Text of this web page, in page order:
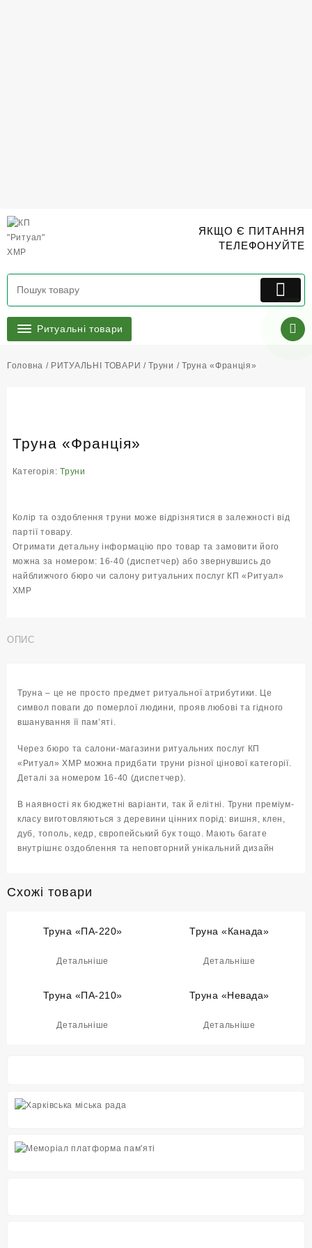
ЯКЩО Є ПИТАННЯ
ТЕЛЕФОНУЙТЕ
Ритуальні товари
Головна / РИТУАЛЬНІ ТОВАРИ /Труни / Труна «Франція»
Труна «Франція»
Категорія:Труни
Колір та оздоблення труни може відрізнятися в залежності від
партії товару.
Отримати детальну інформацію про товар та замовити його
можна за номером: 16-40 (диспетчер) або звернувшись до
найближчого бюро чи салону ритуальних послуг КП «Ритуал»
ХМР
ОПИС
Труна – це не просто предмет ритуальної атрибутики. Це
символ поваги до померлої людини, прояв любові та гідного
вшанування її пам’яті.
Черезбюро та салони-магазини ритуальних послуг КП
«Ритуал» ХМР можна придбати труни різної цінової категорії.
Деталі за номером 16-40 (диспетчер).
В наявності як бюджетні варіанти, так й елітні. Труни преміум-
класу виготовляються з деревини цінних порід: вишня, клен,
дуб, тополь, кедр, європейський бук тощо. Мають багате
внутрішнє оздоблення та неповторний унікальний дизайн
Схожі товари
Труна «ПА-220»
Детальнiше
Труна «Канада»
Детальнiше
Труна «ПА-210»
Детальнiше
Труна «Невада»
Детальнiше